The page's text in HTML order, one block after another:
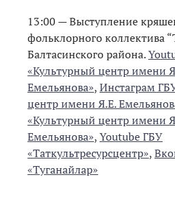
13:00 — Выступление
фольклорного коллектива
Балтасинского района.
«Культурный центр имени
Емельянова»,Инстаграм
центр имени Я.Е.
«Культурный центр имени
Емельянова»,Youtube ГБУ
«Таткультресурсцентр»,
«Туганайлар»